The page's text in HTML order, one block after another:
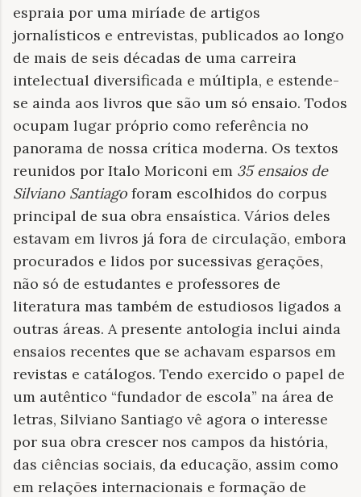
espraia por uma miríade de artigos
jornalísticos e entrevistas, publicados ao longo
de mais de seis décadas de uma carreira
intelectual diversificada e múltipla, e estende-
se ainda aos livros que são um só ensaio. Todos
ocupam lugar próprio como referência no
panorama de nossa crítica moderna. Os textos
reunidos por Italo Moriconi em 35 ensaios de
Silviano Santiago foram escolhidos do corpus
principal de sua obra ensaística. Vários deles
estavam em livros já fora de circulação, embora
procurados e lidos por sucessivas gerações,
não só de estudantes e professores de
literatura mas também de estudiosos ligados a
outras áreas. A presente antologia inclui ainda
ensaios recentes que se achavam esparsos em
revistas e catálogos. Tendo exercido o papel de
um autêntico “fundador de escola” na área de
letras, Silviano Santiago vê agora o interesse
por sua obra crescer nos campos da história,
das ciências sociais, da educação, assim como
em relações internacionais e formação de